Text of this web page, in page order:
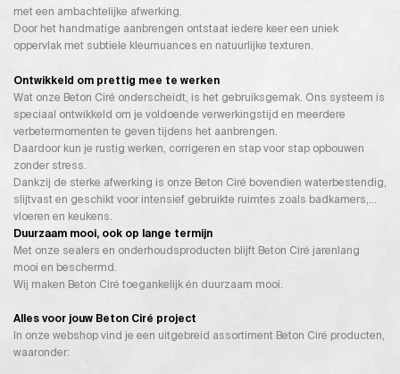
met een ambachtelijke afwerking.
Door het handmatige aanbrengen ontstaat iedere keer een uniek
oppervlak met subtiele kleurnuances en natuurlijke texturen.
Ontwikkeld om prettig mee te werken
Wat onze Beton Ciré onderscheidt, is het gebruiksgemak. Ons systeem is
speciaal ontwikkeld om je voldoende verwerkingstijd en meerdere
verbetermomenten te geven tijdens het aanbrengen.
Daardoor kun je rustig werken, corrigeren en stap voor stap opbouwen
zonder stress.
Dankzij de sterke afwerking is onze Beton Ciré bovendien waterbestendig,
slijtvast en geschikt voor intensief gebruikte ruimtes zoals badkamers,
vloeren en keukens.
Duurzaam mooi, ook op lange termijn
Met onze sealers en onderhoudsproducten blijft Beton Ciré jarenlang
mooi en beschermd.
Wij maken Beton Ciré toegankelijk én duurzaam mooi.
Alles voor jouw Beton Ciré project
In onze webshop vind je een uitgebreid assortiment Beton Ciré producten,
waaronder: